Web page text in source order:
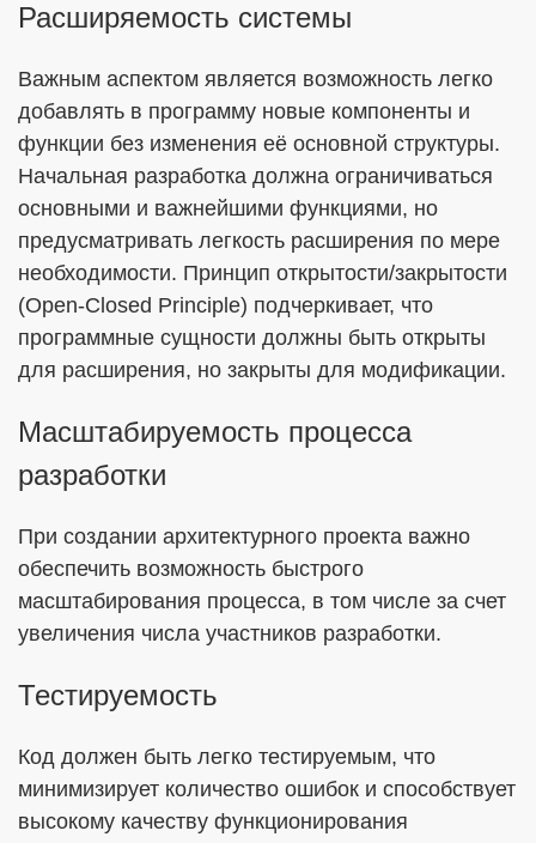
Расширяемость системы
Важным аспектом является возможность легко
добавлять в программу новые компоненты и
функции без изменения её основной структуры.
Начальная разработка должна ограничиваться
основными и важнейшими функциями, но
предусматривать легкость расширения по мере
необходимости. Принцип открытости/закрытости
(Open-Closed Principle) подчеркивает, что
программные сущности должны быть открыты
для расширения, но закрыты для модификации.
Масштабируемость процесса
разработки
При создании архитектурного проекта важно
обеспечить возможность быстрого
масштабирования процесса, в том числе за счет
увеличения числа участников разработки.
Тестируемость
Код должен быть легко тестируемым, что
минимизирует количество ошибок и способствует
высокому качеству функционирования